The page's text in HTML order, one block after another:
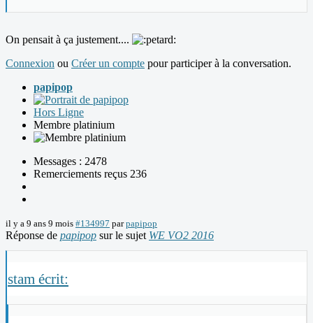
On pensait à ça justement....
Connexion ou Créer un compte pour participer à la conversation.
papipop
Hors Ligne
Membre platinium
Messages : 2478
Remerciements reçus 236
il y a 9 ans 9 mois #134997 parpapipop
Réponse de papipop sur le sujet WE VO2 2016
stam écrit: